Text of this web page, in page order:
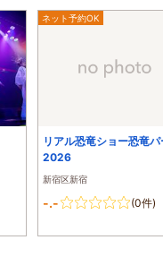
ネット予約OK
リアル恐竜ショー恐竜パ
2026
新宿区新宿
-.- (0件)